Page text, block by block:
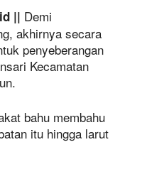
|| Demi
akhirnya secara
penyeberangan
Kecamatan
bahu membahu
itu hingga larut